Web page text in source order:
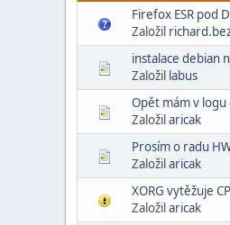
Firefox ESR pod
Založil
instalace debian
Založil labus
Opět mám v
Založilaricak
Prosím o radu
Založilaricak
XORG vytěžuje
Založilaricak